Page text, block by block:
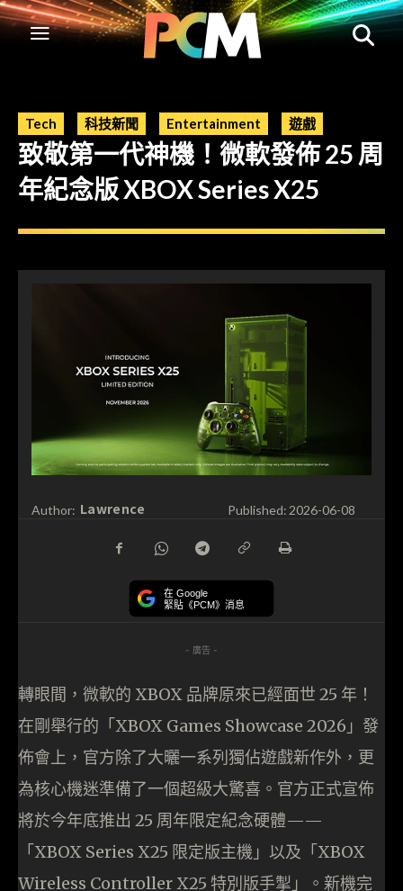
Tech 科技新聞 Entertainment 遊戲
致敬第一代神機！微軟發佈 25 周
年紀念版 XBOX Series X25
Author: Lawrence Published: 2026-06-08
在 Google
緊貼《PCM》消息
- 廣告 -
轉眼間，微軟的 XBOX 品牌原來已經面世 25 年！
在剛舉行的「XBOX Games Showcase 2026」發
佈會上，官方除了大曬一系列獨佔遊戲新作外，更
為核心機迷準備了一個超級大驚喜。官方正式宣佈
將於今年底推出 25 周年限定紀念硬體——
「XBOX Series X25 限定版主機」以及「XBOX
Wireless Controller X25 特別版手掣」。新機完